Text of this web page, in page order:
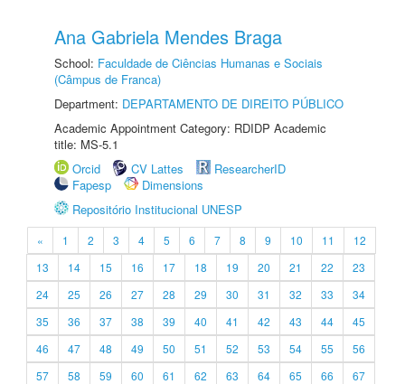
Ana Gabriela Mendes Braga
School: Faculdade de Ciências Humanas e Sociais
(Câmpus de Franca)
Department: DEPARTAMENTO DE DIREITO PÚBLICO
Academic Appointment Category: RDIDP Academic
title: MS-5.1
Orcid
CV Lattes
ResearcherID
Fapesp
Dimensions
Repositório Institucional UNESP
« 1 2 3 4 5 6 7 8 9 10 11
12
13
14 15 16 17 18 19 20 21 22
23
24
25 26 27 28 29 30 31 32 33
34
35
36 37 38 39 40 41 42 43 44
45
46
47 48 49 50 51 52 53 54 55
56
57
58 59 60 61 62 63 64 65 66
67